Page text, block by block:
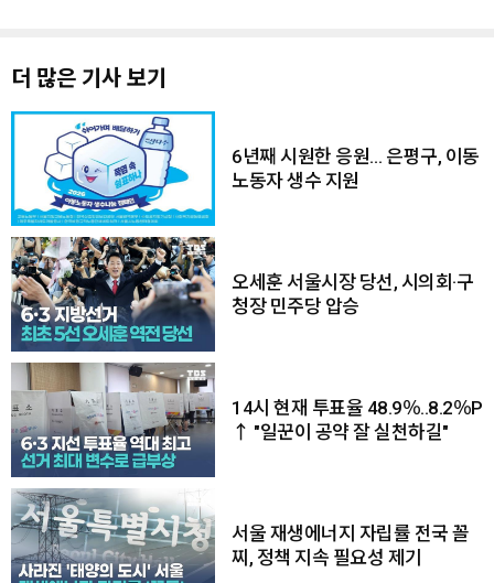
더 많은 기사 보기
6년째 시원한 응원… 은평구, 이동
노동자 생수 지원
오세훈 서울시장 당선, 시의회·구
청장 민주당 압승
14시 현재 투표율 48.9％..8.2％P
↑ "일꾼이 공약 잘 실천하길"
서울 재생에너지 자립률 전국 꼴
찌, 정책 지속 필요성 제기